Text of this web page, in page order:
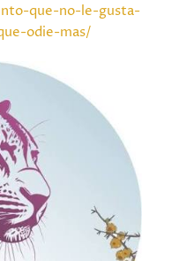
que-no-le-gusta-
odie-mas/